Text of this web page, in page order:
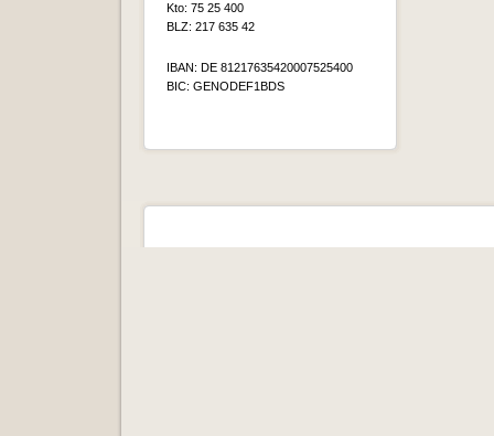
Kto: 75 25 400
BLZ: 217 635 42
IBAN: DE 81217635420007525400
BIC: GENODEF1BDS